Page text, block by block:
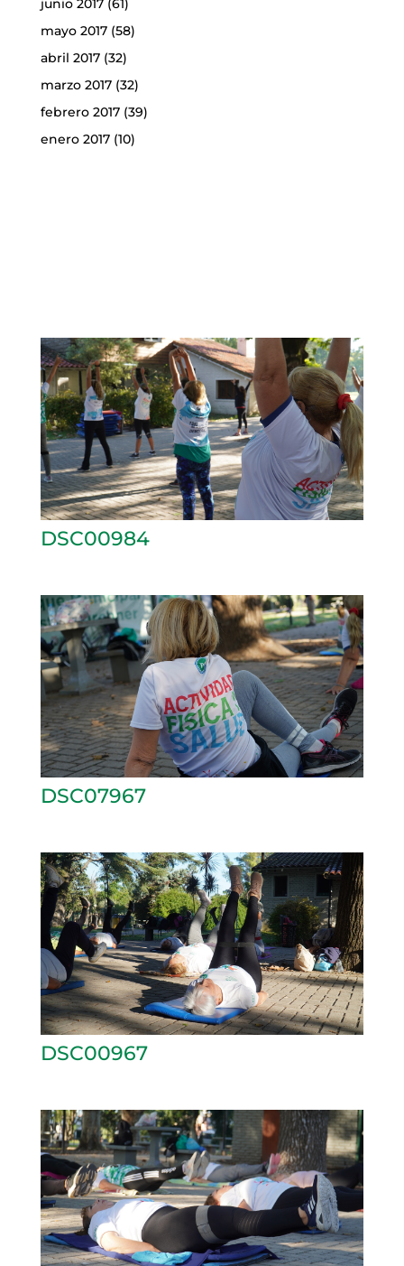
junio 2017(61)
mayo 2017(58)
abril 2017(32)
marzo 2017(32)
febrero 2017(39)
enero 2017(10)
DSC00984
DSC07967
DSC00967